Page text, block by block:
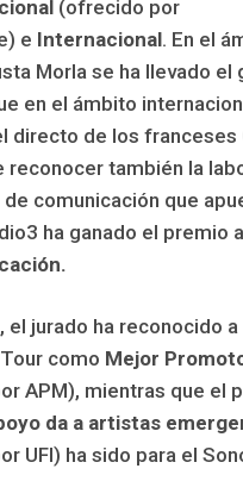
(ofrecido por
e Internacional. En el
Morla se ha llevado el
en el ámbito
directo de los franceses
reconocer también la
comunicación que
ha ganado el premio
el jurado ha reconocido
como Mejor
APM), mientras que el
da a artistas
UFI) ha sido para el